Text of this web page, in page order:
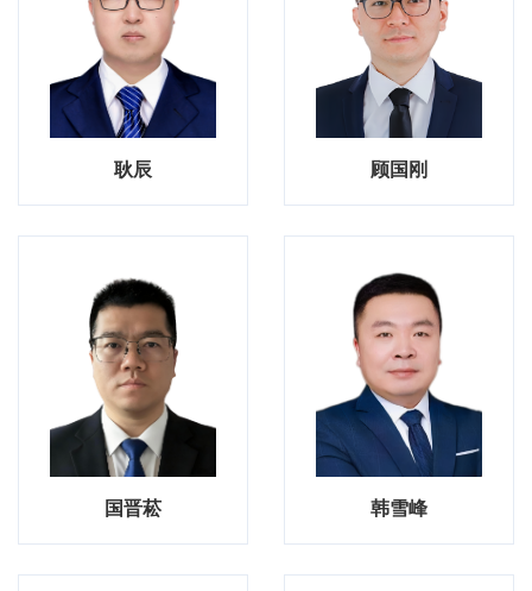
耿辰 顾国刚
国晋菘 韩雪峰